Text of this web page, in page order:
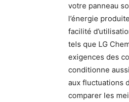
votre panneau
l’énergie
facilité
tels que LG
exigences des
conditionne
aux fluctuations
comparer les